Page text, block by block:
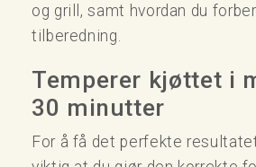
og grill, samt hvordan du
tilberedning.
Temperer kjøttet i
30 minutter
For å få det perfekte